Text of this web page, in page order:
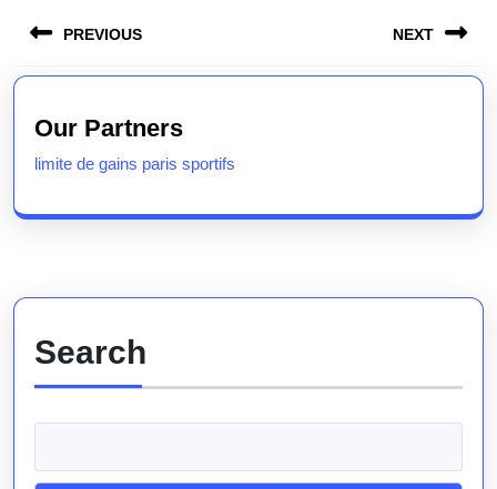
navigation
PREVIOUS
Previous
post:
NEXT
Our Partners
limite de gains paris sportifs
Search